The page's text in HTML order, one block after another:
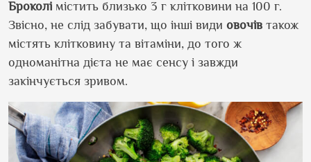
Броколі містить близько 3 г клітковини на 100 г.
Звісно, не слід забувати, що інші види овочів також
містять клітковину та вітаміни, до того ж
одноманітна дієта не має сенсу і завжди
закінчується зривом.